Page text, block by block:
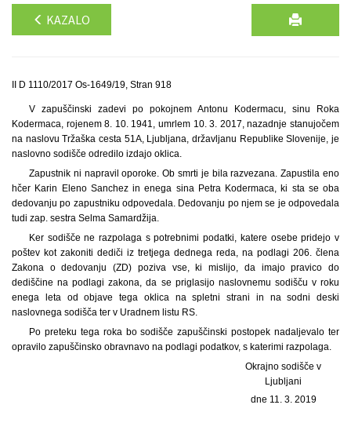
KAZALO
II D 1110/2017 Os-1649/19, Stran 918
V zapuščinski zadevi po pokojnem Antonu Kodermacu, sinu Roka
Kodermaca, rojenem 8. 10. 1941, umrlem 10. 3. 2017, nazadnje stanujočem
na naslovu Tržaška cesta 51A, Ljubljana, državljanu Republike Slovenije, je
naslovno sodišče odredilo izdajo oklica.
Zapustnik ni napravil oporoke. Ob smrti je bila razvezana. Zapustila eno
hčer Karin Eleno Sanchez in enega sina Petra Kodermaca, ki sta se oba
dedovanju po zapustniku odpovedala. Dedovanju po njem se je odpovedala
tudi zap. sestra Selma Samardžija.
Ker sodišče ne razpolaga s potrebnimi podatki, katere osebe pridejo v
poštev kot zakoniti dediči iz tretjega dednega reda, na podlagi 206. člena
Zakona o dedovanju (ZD) poziva vse, ki mislijo, da imajo pravico do
dediščine na podlagi zakona, da se priglasijo naslovnemu sodišču v roku
enega leta od objave tega oklica na spletni strani in na sodni deski
naslovnega sodišča ter v Uradnem listu RS.
Po preteku tega roka bo sodišče zapuščinski postopek nadaljevalo ter
opravilo zapuščinsko obravnavo na podlagi podatkov, s katerimi razpolaga.
Okrajno sodišče v
Ljubljani
dne 11. 3. 2019